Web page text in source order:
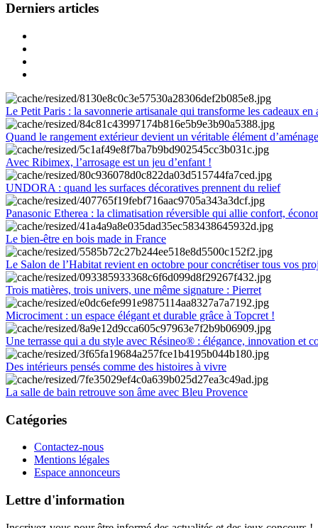
Derniers articles
Le Petit Paris : la savonnerie artisanale qui transforme les cadeaux en
Quand le rangement extérieur devient un véritable élément
Avec Ribimex, l’arrosage est un jeu d’enfant !
UNDORA : quand les surfaces décoratives prennent du relief
Panasonic Etherea : la climatisation réversible qui allie confort,
Le bien-être en bois made in France
Le Salon de l’Habitat revient en octobre pour concrétiser tous vos
Trois matières, trois univers, une même signature : Pierret
Microciment : un espace élégant et durable grâce à Topcret !
Une terrasse qui a du style avec Résineo® : élégance, innovation et
Des intérieurs pensés comme des histoires à vivre
La salle de bain retrouve son âme avec Bleu Provence
Catégories
Contactez-nous
Mentions légales
Espace annonceurs
Lettre d'information